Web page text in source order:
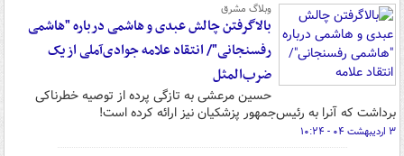
وبلاگ مشرق
بالاگرفتن چالش عبدی و هاشمی درباره "هاشمی
رفسنجانی"/ انتقاد علامه جوادی‌آملی از یک
ضرب‌المثل
حسین مرعشی به تازگی پرده از توصیه خطرناکی
برداشت که آنرا به رئیس‌جمهور پزشکیان نیز ارائه کرده است!
۳ اردیبهشت ۰۴ - ۱۰:۲۴